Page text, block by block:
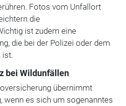
Fotos vom Unfallort
die
ist zudem eine
die bei der Polizei oder dem
ist.
bei Wildunfällen
übernimmt
wenn es sich um sogenanntes